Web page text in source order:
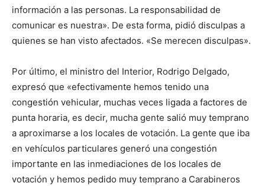
información a las personas. La responsabilidad de
comunicar es nuestra». De esta forma, pidió disculpas a
quienes se han visto afectados. «Se merecen disculpas».
Por último, el ministro del Interior, Rodrigo Delgado,
expresó que «efectivamente hemos tenido una
congestión vehicular, muchas veces ligada a factores de
punta horaria, es decir, mucha gente salió muy temprano
a aproximarse a los locales de votación. La gente que iba
en vehículos particulares generó una congestión
importante en las inmediaciones de los locales de
votación y hemos pedido muy temprano a Carabineros